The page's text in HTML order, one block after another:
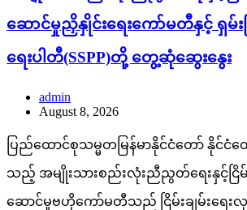
ဆောင်မှုညှိနှိုင်းရေးကော်မတီနှင့် ရှ
ရေးပါတီ(SSPP)တို့ တွေ့ဆုံဆွေးနွေး
admin
August 8, 2026
ပြည်ထောင်စုသမ္မတမြန်မာနိုင်ငံတော် နိုင်ငံ
သည့် အမျိုးသားစည်းလုံးညီညွတ်ရေးနှင့်ငြိမ်း
ဆောင်မှုဗဟိုကော်မတီသည် ငြိမ်းချမ်းရေးလုပ်